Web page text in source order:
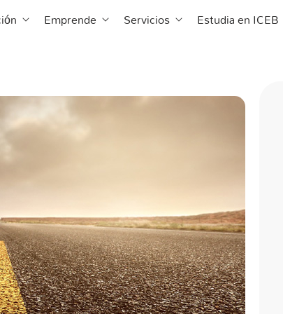
Abrir Formación
Emprende Abrir Emprende
Servicios Abrir Servicios
Estudia en ICEB